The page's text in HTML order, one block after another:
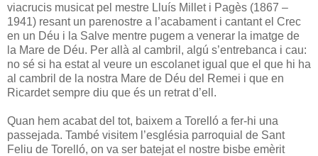
viacrucis musicat pel mestre Lluís Millet i Pagès (1867 –
1941) resant un parenostre a l’acabament i cantant el Crec
en un Déu i la Salve mentre pugem a venerar la imatge de
la Mare de Déu. Per allà al cambril, algú s’entrebanca i cau:
no sé si ha estat al veure un escolanet igual que el que hi ha
al cambril de la nostra Mare de Déu del Remei i que en
Ricardet sempre diu que és un retrat d’ell.
Quan hem acabat del tot, baixem a Torelló a fer-hi una
passejada. També visitem l’església parroquial de Sant
Feliu de Torelló, on va ser batejat el nostre bisbe emèrit